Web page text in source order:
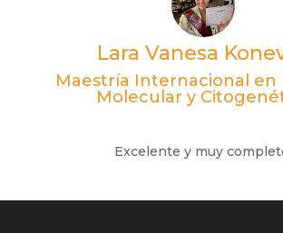
Lara Vanesa
Maestría Internacional en
Molecular y
Excelente y muy